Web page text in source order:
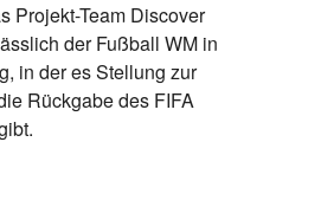
Projekt-Team Discover
der Fußball WM in
in der es Stellung zur
Rückgabe des FIFA